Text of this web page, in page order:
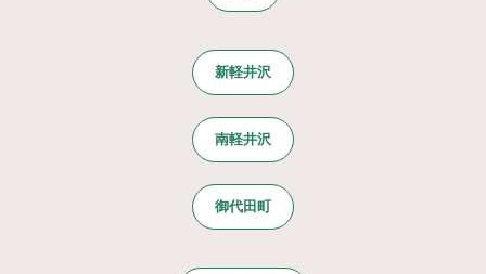
新軽井沢
南軽井沢
御代田町